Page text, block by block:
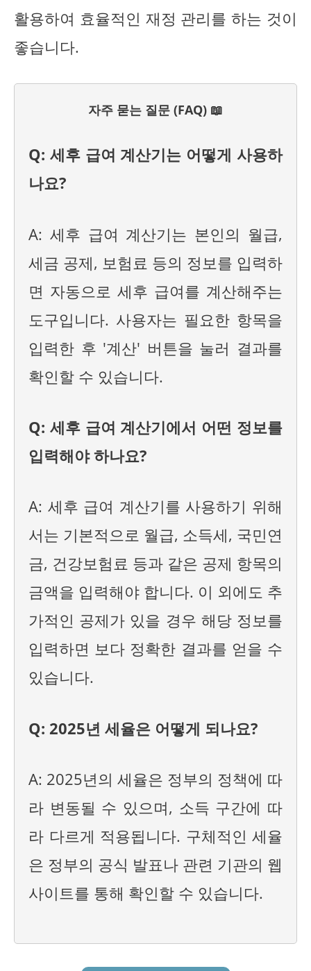
활용하여 효율적인 재정 관리를 하는 것이
좋습니다.
자주 묻는 질문 (FAQ) 📖
Q: 세후 급여 계산기는 어떻게 사용하
나요?
A: 세후 급여 계산기는 본인의 월급,
세금 공제, 보험료 등의 정보를 입력하
면 자동으로 세후 급여를 계산해주는
도구입니다. 사용자는 필요한 항목을
입력한 후 '계산' 버튼을 눌러 결과를
확인할 수 있습니다.
Q: 세후 급여 계산기에서 어떤 정보를
입력해야 하나요?
A: 세후 급여 계산기를 사용하기 위해
서는 기본적으로 월급, 소득세, 국민연
금, 건강보험료 등과 같은 공제 항목의
금액을 입력해야 합니다. 이 외에도 추
가적인 공제가 있을 경우 해당 정보를
입력하면 보다 정확한 결과를 얻을 수
있습니다.
Q: 2025년 세율은 어떻게 되나요?
A: 2025년의 세율은 정부의 정책에 따
라 변동될 수 있으며, 소득 구간에 따
라 다르게 적용됩니다. 구체적인 세율
은 정부의 공식 발표나 관련 기관의 웹
사이트를 통해 확인할 수 있습니다.